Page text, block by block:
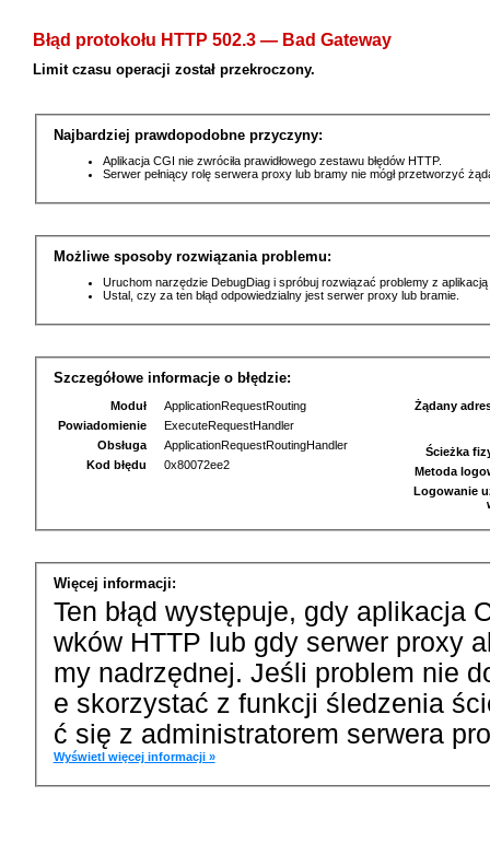
Błąd protokołu HTTP 502.3 — Bad Gateway
Limit czasu operacji został przekroczony.
Najbardziej prawdopodobne przyczyny:
Aplikacja CGI nie zwróciła prawidłowego zestawu błędów HTTP.
Serwer pełniący rolę serwera proxy lub bramy nie mógł przetworzyć
Możliwe sposoby rozwiązania problemu:
Uruchom narzędzie DebugDiag i spróbuj rozwiązać problemy z
Ustal, czy za ten błąd odpowiedzialny jest serwer proxy lub bramie.
Szczegółowe informacje o błędzie:
Moduł
ApplicationRequestRouting
Powiadomienie
ExecuteRequestHandler
Obsługa
ApplicationRequestRoutingHandler
Kod błędu
0x80072ee2
Żądany
Ścieżka
Metoda
Logowanie
Więcej informacji:
Ten błąd występuje, gdy aplikacja
wków HTTP lub gdy serwer proxy
my nadrzędnej. Jeśli problem nie
e skorzystać z funkcji śledzenia
ć się z administratorem serwera
Wyświetl więcej informacji »